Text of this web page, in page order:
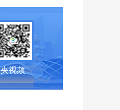
央视频